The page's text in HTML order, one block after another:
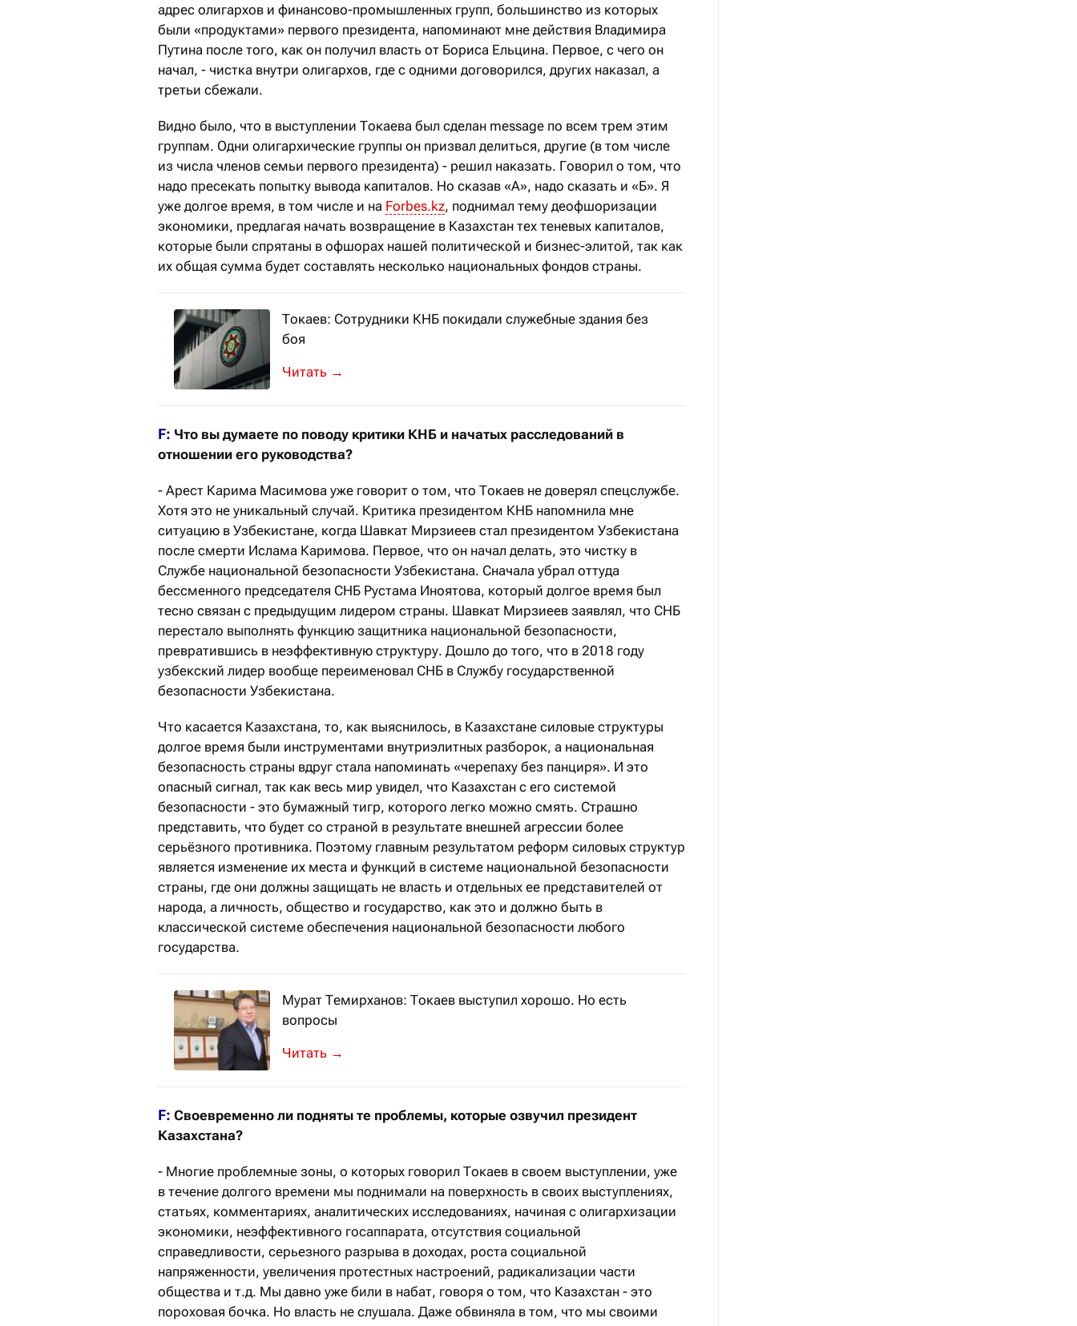
адрес олигархов и финансово-промышленных групп, большинство из которых
были «продуктами» первого президента, напоминают мне действия Владимира
Путина после того, как он получил власть от Бориса Ельцина. Первое, с чего он
начал, - чистка внутри олигархов, где с одними договорился, других наказал, а
третьи сбежали.
Видно было, что в выступлении Токаева был сделан message по всем трем этим
группам. Одни олигархические группы он призвал делиться, другие (в том числе
из числа членов семьи первого президента) - решил наказать. Говорил о том, что
надо пресекать попытку вывода капиталов. Но сказав «А», надо сказать и «Б». Я
уже долгое время, в том числе и на Forbes.kz, поднимал тему деофшоризации
экономики, предлагая начать возвращение в Казахстан тех теневых капиталов,
которые были спрятаны в офшорах нашей политической и бизнес-элитой, так как
их общая сумма будет составлять несколько национальных фондов страны.
Токаев: Сотрудники КНБ покидали служебные здания без
боя
Об этом глава государства заявил, выступая в парламенте во вторник, 11 янва...
→
F: Что вы думаете по поводу критики КНБ и начатых расследований в
отношении его руководства?
- Арест Карима Масимова уже говорит о том, что Токаев не доверял спецслужбе.
Хотя это не уникальный случай. Критика президентом КНБ напомнила мне
ситуацию в Узбекистане, когда Шавкат Мирзиеев стал президентом Узбекистана
после смерти Ислама Каримова. Первое, что он начал делать, это чистку в
Службе национальной безопасности Узбекистана. Сначала убрал оттуда
бессменного председателя СНБ Рустама Иноятова, который долгое время был
тесно связан с предыдущим лидером страны. Шавкат Мирзиеев заявлял, что СНБ
перестало выполнять функцию защитника национальной безопасности,
превратившись в неэффективную структуру. Дошло до того, что в 2018 году
узбекский лидер вообще переименовал СНБ в Службу государственной
безопасности Узбекистана.
Что касается Казахстана, то, как выяснилось, в Казахстане силовые структуры
долгое время были инструментами внутриэлитных разборок, а национальная
безопасность страны вдруг стала напоминать «черепаху без панциря». И это
опасный сигнал, так как весь мир увидел, что Казахстан с его системой
безопасности - это бумажный тигр, которого легко можно смять. Страшно
представить, что будет со страной в результате внешней агрессии более
серьёзного противника. Поэтому главным результатом реформ силовых структур
является изменение их места и функций в системе национальной безопасности
страны, где они должны защищать не власть и отдельных ее представителей от
народа, а личность, общество и государство, как это и должно быть в
классической системе обеспечения национальной безопасности любого
государства.
Мурат Темирханов: Токаев выступил хорошо. Но есть
вопросы
Известный казахстанский финансист прокомментировал выступление главы госуда...
→
F: Своевременно ли подняты те проблемы, которые озвучил президент
Казахстана?
- Многие проблемные зоны, о которых говорил Токаев в своем выступлении, уже
в течение долгого времени мы поднимали на поверхность в своих выступлениях,
статьях, комментариях, аналитических исследованиях, начиная с олигархизации
экономики, неэффективного госаппарата, отсутствия социальной
справедливости, серьезного разрыва в доходах, роста социальной
напряженности, увеличения протестных настроений, радикализации части
общества и т.д. Мы давно уже били в набат, говоря о том, что Казахстан - это
пороховая бочка. Но власть не слушала. Даже обвиняла в том, что мы своими